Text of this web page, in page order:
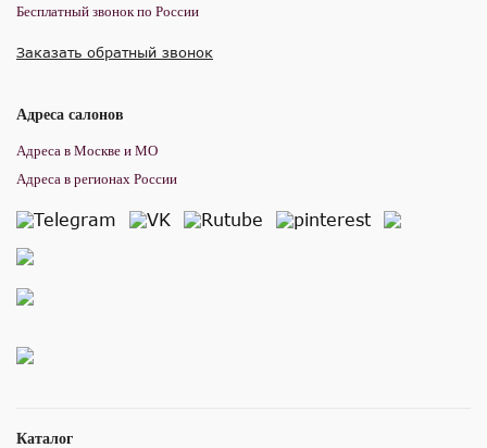
Каталог
Бесплатный звонок по России
Заказать обратный звонок
Адреса салонов
Адреса в Москве и МО
Адреса в регионах России